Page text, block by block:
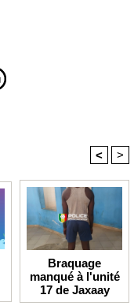
< >
Braquage
manqué à l'unité
17 de Jaxaay